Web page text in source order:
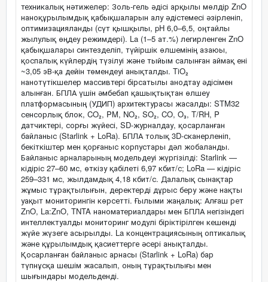
техникалық нәтижелер: Золь-гель әдісі арқылы мөлдір ZnO
наноқұрылымдық қабықшаларын алу әдістемесі әзірленіп,
оптимизацияланды (сүт қышқылы, pH 6,0–6,5, оңтайлы
жылулық өңдеу режимдері). La (1–5 ат.%) легирленген ZnO
қабықшалары синтезделіп, түйіршік өлшемінің азаюы,
қоспалық күйлердің түзілуі және тыйым салынған аймақ ені
~3,05 эВ-қа дейін төмендеуі анықталды. TiO₂
нанотүтікшелер массивтері бірсатылы анодтау әдісімен
алынған. БПЛА үшін әмбебап қашықтықтан өлшеу
платформасының (УДИП) архитектурасы жасалды: STM32
сенсорлық блок, CO₂, PM, NO₂, SO₂, CO, O₃, T/RH, P
датчиктері, сорғы жүйесі, SD-журналдау, қосарланған
байланыс (Starlink + LoRa). БПЛА толық 3D-сканерленіп,
бекіткіштер мен қорғаныс корпустары дәл жобаланды.
Байланыс арналарының модельдеуі жүргізілді: Starlink —
кідіріс 27–60 мс, өткізу қабілеті 6,97 кбит/с; LoRa — кідіріс
259–331 мс, жылдамдық 4,18 кбит/с. Далалық сынақтар
жұмыс тұрақтылығын, деректерді дұрыс беру және нақты
уақыт мониторингін көрсетті. Ғылыми жаңалық: Алғаш рет
ZnO, La:ZnO, TNTA наноматериалдары мен БПЛА негізіндегі
интеллектуалды мониторинг модулі біріктірілген кешенді
жүйе жүзеге асырылды. La концентрациясының оптикалық
және құрылымдық қасиеттерге әсері анықталды.
Қосарланған байланыс арнасы (Starlink + LoRa) бар
түпнұсқа шешім жасалып, оның тұрақтылығы мен
шығындары модельденді.